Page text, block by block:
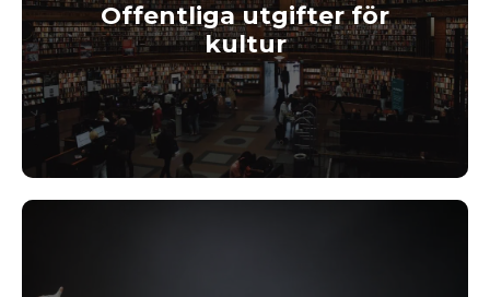
Offentliga utgifter för
kultur